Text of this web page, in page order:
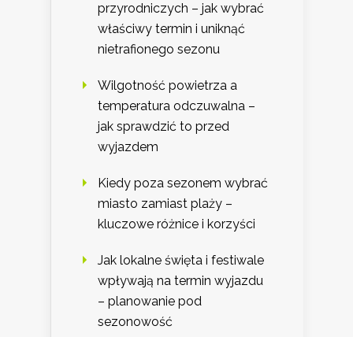
przyrodniczych – jak wybrać
właściwy termin i uniknąć
nietrafionego sezonu
Wilgotność powietrza a
temperatura odczuwalna –
jak sprawdzić to przed
wyjazdem
Kiedy poza sezonem wybrać
miasto zamiast plaży –
kluczowe różnice i korzyści
Jak lokalne święta i festiwale
wpływają na termin wyjazdu
– planowanie pod
sezonowość